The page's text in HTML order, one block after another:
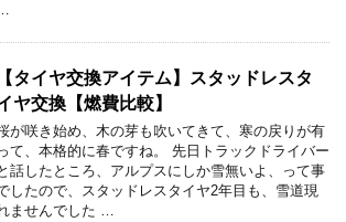
【タイヤ交換アイテム】スタッドレスタ
ヤ交換【燃費比較】
が咲き始め、木の芽も吹いてきて、寒の戻りが有
て、本格的に春ですね。 先日トラックドライバー
話したところ、アルプスにしか雪無いよ、って事
したので、スタッドレスタイヤ2年目も、雪道現
ませんでした …